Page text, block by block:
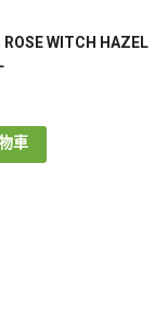
ROSE WITCH HAZEL
車